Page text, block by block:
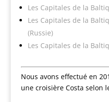
Les Capitales de la
Les Capitales de la
(Russie)
Les Capitales de la
Nous avons effectué en
une croisière Costa selon